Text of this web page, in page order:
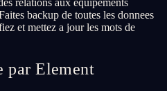
relations aux equipements
backup de toutes les donnees
et mettez a jour les mots de
par Element